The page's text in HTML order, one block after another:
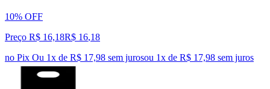
10% OFF
Preço R$ 16,18R$ 16,18
no Pix Ou 1x de R$ 17,98 sem jurosou 1x de R$ 17,98 sem juros